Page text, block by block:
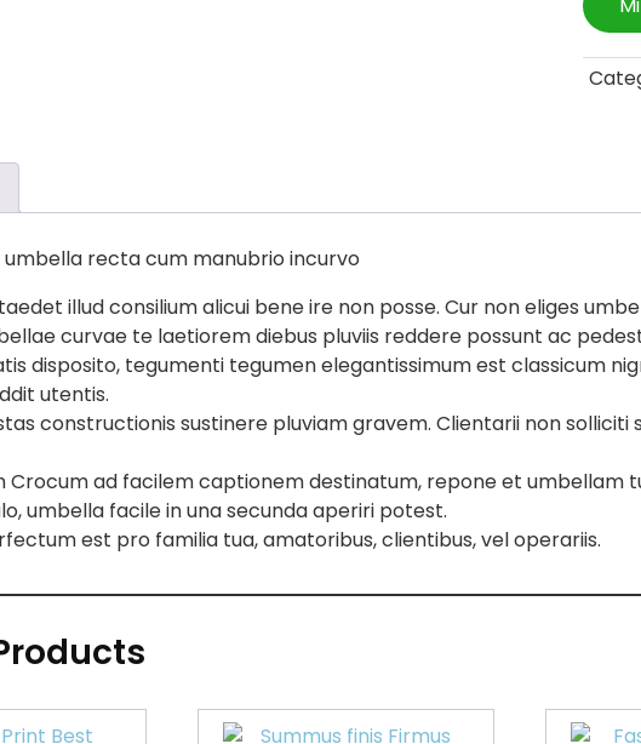
umbella recta cum manubrio incurvo
illud consilium alicui bene ire non posse. Cur non eliges
curvae te laetiorem diebus pluviis reddere possunt ac
disposito, tegumenti tegumen elegantissimum est classicum
utentis.
constructionis sustinere pluviam gravem. Clientarii non
Crocum ad facilem captionem destinatum, repone et umbellam
umbella facile in una secunda aperiri potest.
est pro familia tua, amatoribus, clientibus, vel operariis.